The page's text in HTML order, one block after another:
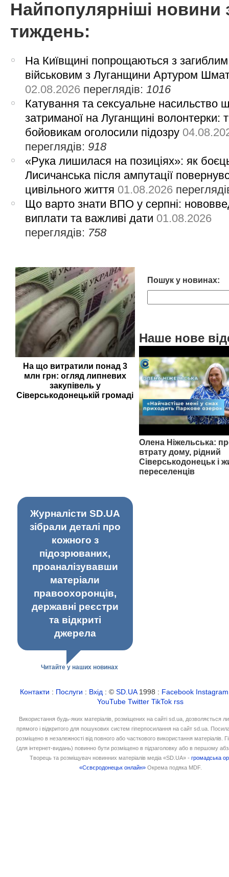
Найпопулярніші новини
тиждень:
На Київщині попрощаються з загиблим
військовим з Луганщини Артуром
02.08.2026 переглядів:1016
Катування та сексуальне насильство
затриманої на Луганщині волонтерки:
бойовикам оголосили підозру
переглядів: 918
«Рука лишилася на позиціях»: як
Лисичанська після ампутації
цивільного життя 01.08.2026
Що варто знати ВПО у серпні:
виплати та важливі дати 01.08.2026
переглядів: 758
На що витратили понад 3
млн грн: огляд липневих
закупівель у
Сіверськодонецькій громаді
Пошук у новинах:
Наше нове
Олена Ніжельська:
втрату дому, рідний
Сіверськодонецьк і
переселенців
Журналісти SD.UA
зібрали деталі про
кожного з
підозрюваних,
проаналізувавши
матеріали
правоохоронців,
державні реєстри
та відкриті
джерела
Читайте у наших новинах
Контакти : Послуги : Вхід : ©SD.UA1998 : Facebook Instagram
YouTube Twitter TikTok rss
Використання будь-яких матеріалів, розміщених на сайті sd.ua, дозволяється
прямого і відкритого для пошукових систем гіперпосилання на сайт sd.ua.
розміщено в незалежності від повного або часткового використання матеріалів.
(для інтернет-видань) повинно бути розміщено в підзаголовку або в першому
Творець та розміщувач новинних матеріалів медіа «SD.UA» -громадська
«Сєвєродонецьк онлайн» Окрема подяка MDF.